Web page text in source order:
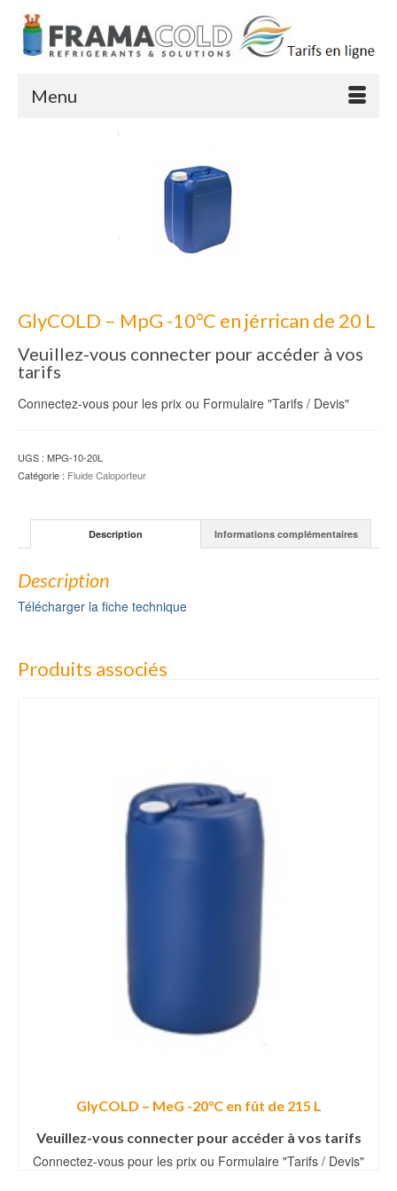
Menu
GlyCOLD – MpG -10°C en jérrican de 20 L
Veuillez-vous connecter pour accéder à vos
tarifs
Connectez-vous pour les prix ou Formulaire "Tarifs / Devis"
UGS : MPG-10-20L
Catégorie : Fluide Caloporteur
Description Informations complémentaires
Description
Télécharger la fiche technique
Produits associés
GlyCOLD – MeG -20°C en fût de 215 L
Veuillez-vous connecter pour accéder à vos tarifs
Connectez-vous pour les prix ou Formulaire "Tarifs / Devis"